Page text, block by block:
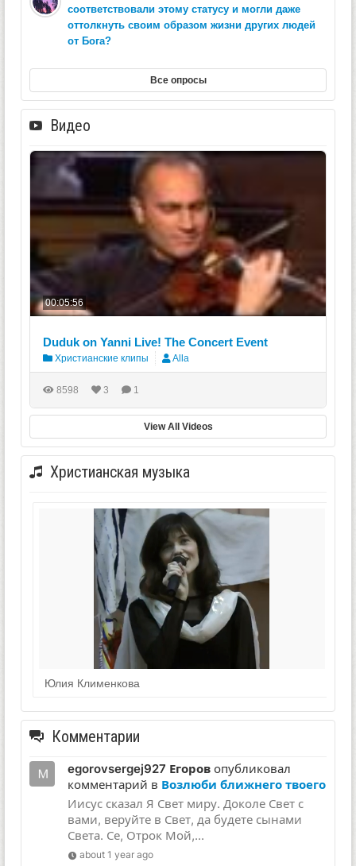
соответствовали этому статусу и могли даже
оттолкнуть своим образом жизни других людей
от Бога?
Все опросы
Видео
00:05:56
Duduk on Yanni Live! The Concert Event
Христианские клипы Alla
8598 3 1
View All Videos
Христианская музыка
Юлия Клименкова
Комментарии
egorovsergej927 Егоров опубликовал
комментарий в Возлюби ближнего твоего
Иисус сказал Я Свет миру. Доколе Свет с
вами, веруйте в Свет, да будете сынами
Света. Се, Отрок Мой,...
about 1 year ago